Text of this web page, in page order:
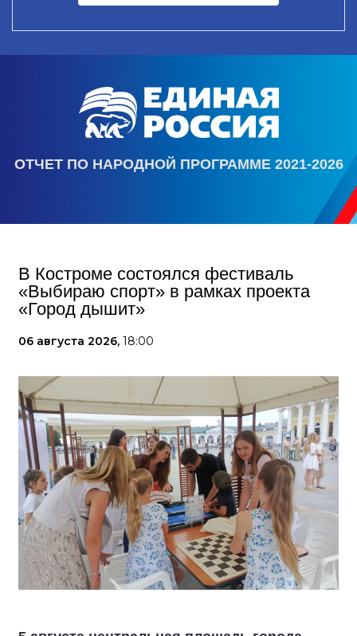
ОТЧЕТ ПО НАРОДНОЙ ПРОГРАММЕ 2021-2026
В Костроме состоялся фестиваль
«Выбираю спорт» в рамках проекта
«Город дышит»
06 августа 2026, 18:00